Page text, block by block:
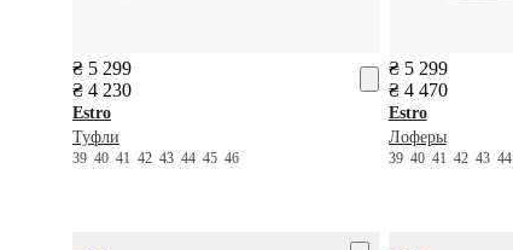
₴ 5 299
₴ 4 230
Estro
Туфли
39 40 41 42 43 44 45 46
₴ 5 299
₴ 4 470
Estro
Лоферы
39 40 41 42 43 44